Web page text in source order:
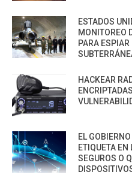
ESTADOS
MONITOREO
PARA
HACKEAR
EL
ETIQUETA
SEGUROS O